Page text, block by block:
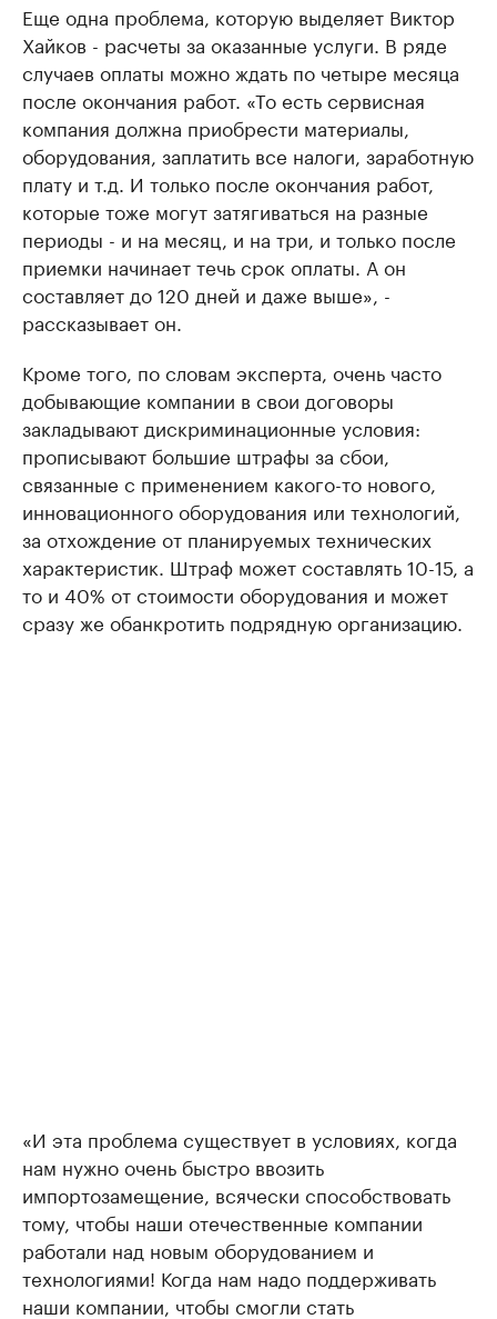
Еще одна проблема, которую выделяет Виктор
Хайков - расчеты за оказанные услуги. В ряде
случаев оплаты можно ждать по четыре месяца
после окончания работ. «То есть сервисная
компания должна приобрести материалы,
оборудования, заплатить все налоги, заработную
плату и т.д. И только после окончания работ,
которые тоже могут затягиваться на разные
периоды - и на месяц, и на три, и только после
приемки начинает течь срок оплаты. А он
составляет до 120 дней и даже выше», -
рассказывает он.
Кроме того, по словам эксперта, очень часто
добывающие компании в свои договоры
закладывают дискриминационные условия:
прописывают большие штрафы за сбои,
связанные с применением какого-то нового,
инновационного оборудования или технологий,
за отхождение от планируемых технических
характеристик. Штраф может составлять 10-15, а
то и 40% от стоимости оборудования и может
сразу же обанкротить подрядную организацию.
«И эта проблема существует в условиях, когда
нам нужно очень быстро ввозить
импортозамещение, всячески способствовать
тому, чтобы наши отечественные компании
работали над новым оборудованием и
технологиями! Когда нам надо поддерживать
наши компании, чтобы смогли стать